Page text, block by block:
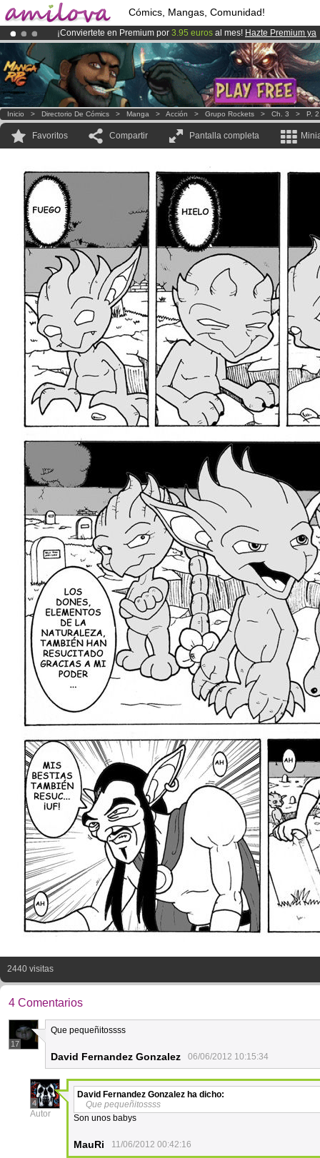
Cómics, Mangas, Comunidad!
¡Conviertete en Premium por 3.95 euros al mes! Hazte Premium ya
¡Ya tenemos 100000miembrosy 1000Cómics y Mangas!.
El Kickstarter Amilova está desormado lanzado!.
Inicio > Directorio De Cómics > Manga > Acción > Grupo Rockets > Ch. 3 > P.
Favoritos Compartir Pantalla completa
2440 visitas
4 Comentarios
17
Que pequeñitossss
David Fernandez Gonzalez 06/06/2012 10:15:34
4
Autor
David Fernandez Gonzalez ha dicho:
Que pequeñitossss
Son unos babys
MauRi 11/06/2012 00:42:16